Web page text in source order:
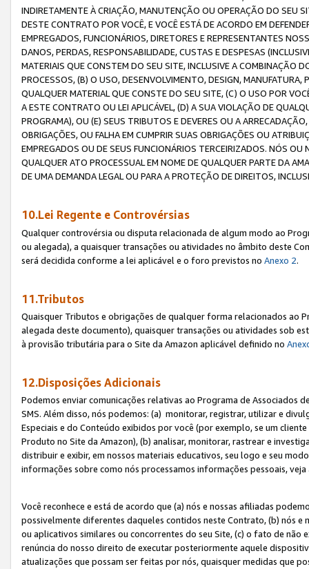
INDIRETAMENTE À CRIAÇÃO, MANUTENÇÃO OU OPERAÇÃO DO SEU
DESTE CONTRATO POR VOCÊ, E VOCÊ ESTÁ DE ACORDO EM
EMPREGADOS, FUNCIONÁRIOS, DIRETORES E REPRESENTANTES
DANOS, PERDAS, RESPONSABILIDADE, CUSTAS E DESPESAS
MATERIAIS QUE CONSTEM DO SEU SITE, INCLUSIVE A COMBINAÇÃO
PROCESSOS, (B) O USO, DESENVOLVIMENTO, DESIGN,
QUALQUER MATERIAL QUE CONSTE DO SEU SITE, (C) O USO POR
A ESTE CONTRATO OU LEI APLICÁVEL, (D) A SUA VIOLAÇÃO DE
PROGRAMA), OU (E) SEUS TRIBUTOS E DEVERES OU A
OBRIGAÇÕES, OU FALHA EM CUMPRIR SUAS OBRIGAÇÕES OU
EMPREGADOS OU DE SEUS FUNCIONÁRIOS TERCEIRIZADOS. NÓS
QUALQUER ATO PROCESSUAL EM NOME DE QUALQUER PARTE DA
DE UMA DEMANDA LEGAL OU PARA A PROTEÇÃO DE DIREITOS,
10.Lei Regente e Controvérsias
Qualquer controvérsia ou disputa relacionada de algum modo ao
ou alegada), a quaisquer transações ou atividades no âmbito deste
será decidida conforme a lei aplicável e o foro previstos no Anexo 2.
11.Tributos
Quaisquer Tributos e obrigações de qualquer forma relacionados ao
alegada deste documento), quaisquer transações ou atividades sob
à provisão tributária para o Site da Amazon aplicável definido no
12.Disposições Adicionais
Podemos enviar comunicações relativas ao Programa de Associados
SMS. Além disso, nós podemos: (a) monitorar, registrar, utilizar e
Especiais e do Conteúdo exibidos por você (por exemplo, se um
Produto no Site da Amazon), (b) analisar, monitorar, rastrear e
distribuir e exibir, em nossos materiais educativos, seu logo e seu
informações sobre como nós processamos informações pessoais,
Você reconhece e está de acordo que (a) nós e nossas afiliadas
possivelmente diferentes daqueles contidos neste Contrato, (b) nós
ou aplicativos similares ou concorrentes do seu Site, (c) o fato de
renúncia do nosso direito de executar posteriormente aquele
atualizações que possam ser feitas por nós, quaisquer medidas que